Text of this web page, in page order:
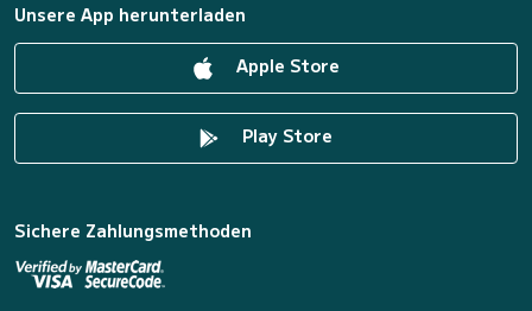
Unsere App herunterladen
Apple Store
Play Store
Sichere Zahlungsmethoden